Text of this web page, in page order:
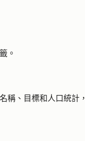
。
名稱、目標和人口統計